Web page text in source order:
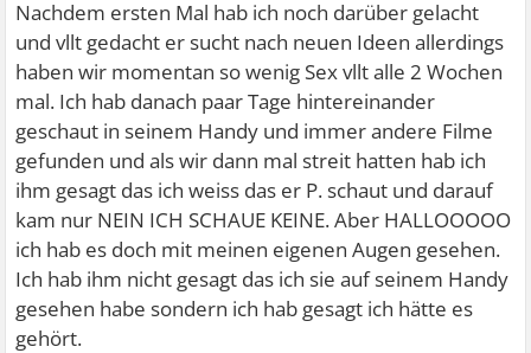
Nachdem ersten Mal hab ich noch darüber gelacht
und vllt gedacht er sucht nach neuen Ideen allerdings
haben wir momentan so wenig Sex vllt alle 2 Wochen
mal. Ich hab danach paar Tage hintereinander
geschaut in seinem Handy und immer andere Filme
gefunden und als wir dann mal streit hatten hab ich
ihm gesagt das ich weiss das er P. schaut und darauf
kam nur NEIN ICH SCHAUE KEINE. Aber HALLOOOOO
ich hab es doch mit meinen eigenen Augen gesehen.
Ich hab ihm nicht gesagt das ich sie auf seinem Handy
gesehen habe sondern ich hab gesagt ich hätte es
gehört.